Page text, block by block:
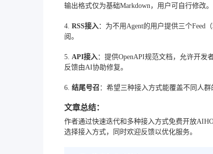
输出格式仅为基础Markdown，用户可自行修改。
4. RSS接入：为不用Agent的用户提供三个Feed
阅。
5. API接入：提供OpenAPI规范文档，允许开
反馈由AI协助修复。
6. 结尾号召 ：希望三种接入方式能覆盖不同人
文章总结：
作者通过快速迭代和多种接入方式免费开放
选择接入方式，同时欢迎反馈以优化服务。